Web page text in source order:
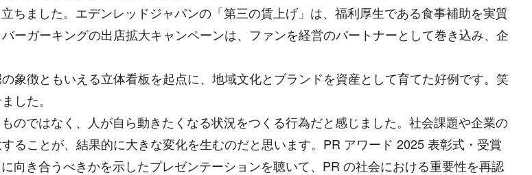
ちました。エデンレッドジャパンの「第三の賃上げ」は、福利厚生である食事補助を実質
ーガーキングの出店拡大キャンペーンは、ファンを経営のパートナーとして巻き込み、企
象徴ともいえる立体看板を起点に、地域文化とブランドを資産として育てた好例です。笑
した。
のではなく、人が自ら動きたくなる状況をつくる行為だと感じました。社会課題や企業の
ることが、結果的に大きな変化を生むのだと思います。PR アワード 2025 表彰式・受賞
向き合うべきかを示したプレゼンテーションを聴いて、PR の社会における重要性を再認